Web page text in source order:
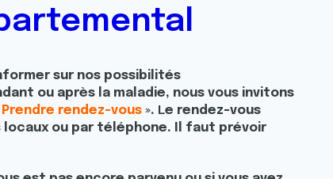
sur nos possibilités
ou après la maladie, nous vous invitons
Prendre rendez-vous ». Le rendez-vous
locaux ou par téléphone. Il faut prévoir